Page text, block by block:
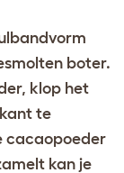
boter.
klop het
te
cacaopoeder
kan je